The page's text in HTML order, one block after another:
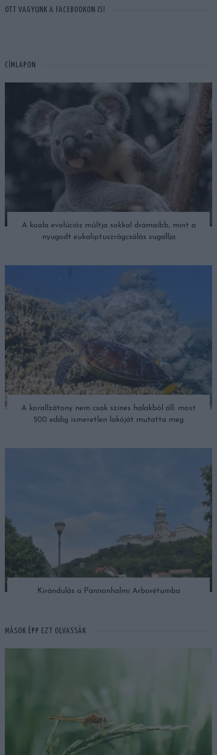
OTT VAGYUNK A FACEBOOKON IS!
CÍMLAPON
A koala evolúciós múltja sokkal drámaibb, mint a
nyugodt eukaliptuszrágcsálás sugallja
A korallzátony nem csak színes halakból áll: most
500 eddig ismeretlen lakóját mutatta meg
Kirándulás a Pannonhalmi Arborétumba
MÁSOK ÉPP EZT OLVASSÁK